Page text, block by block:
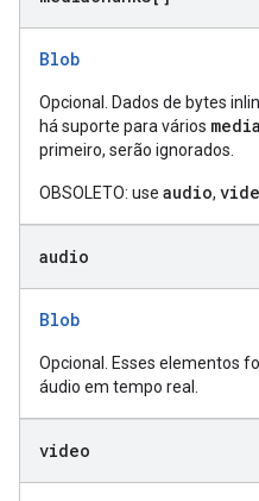
Blob
Opcional. Dados de bytes
há suporte para vários
primeiro, serão ignorados.
OBSOLETO: use audio,
audio
Blob
Opcional. Esses elementos
áudio em tempo real.
video